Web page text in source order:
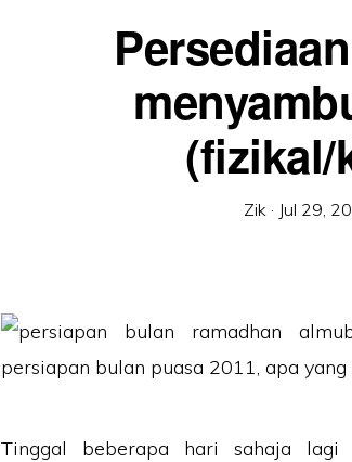
(fizikal/
Zik· Jul 29,
Tinggal beberapa hari sahaja lagi